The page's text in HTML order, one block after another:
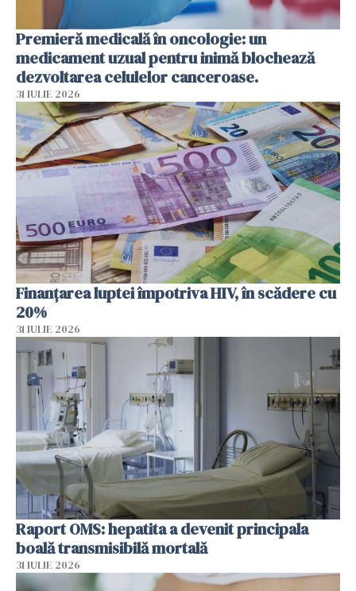
Premieră medicală în oncologie: un
medicament uzual pentru inimă blochează
dezvoltarea celulelor canceroase.
31 IULIE 2026
Finanțarea luptei împotriva HIV, în scădere cu
20%
31 IULIE 2026
Raport OMS: hepatita a devenit principala
boală transmisibilă mortală
31 IULIE 2026